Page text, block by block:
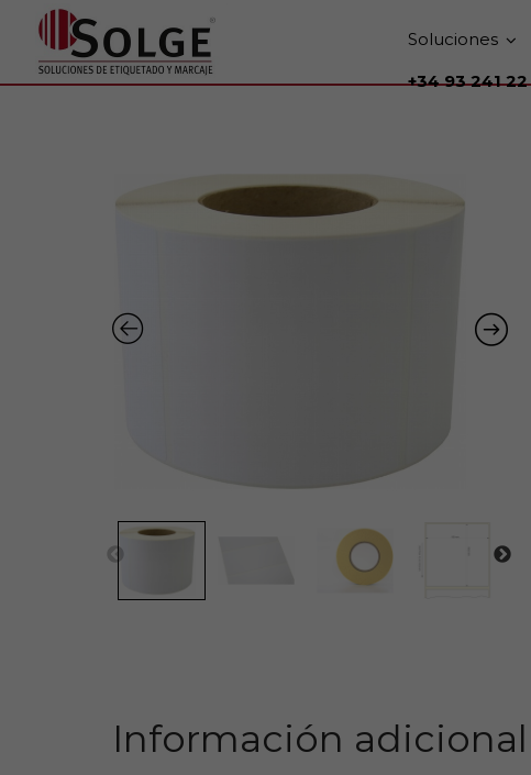
Soluciones
+34 93 241 22
Información adicional